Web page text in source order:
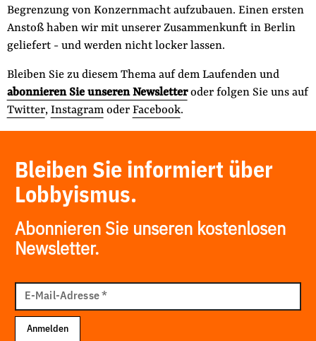
Begrenzung von Konzernmacht aufzubauen. Einen ersten
Anstoß haben wir mit unserer Zusammenkunft in Berlin
geliefert - und werden nicht locker lassen.
Bleiben Sie zu diesem Thema auf dem Laufenden und
abonnieren Sie unseren Newsletteroder folgen Sie uns auf
Twitter, Instagramoder Facebook.
Bleiben Sie informiert über
Lobbyismus.
Abonnieren Sie unseren kostenlosen
Newsletter.
Mail
Adresse
E-Mail-Adresse*
Anmelden